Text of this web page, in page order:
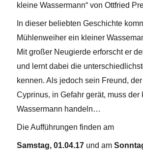
kleine Wassermann“ von Ottfried
In dieser beliebten Geschichte
Mühlenweiher ein kleiner
Mit großer Neugierde erforscht er
und lernt dabei die
kennen. Als jedoch sein Freund,
Cyprinus, in Gefahr gerät, muss der
Wassermann handeln…
Die Aufführungen finden am
Samstag, 01.04.17 und am